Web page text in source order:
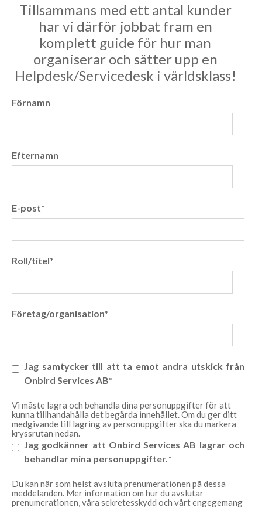
Tillsammans med ett antal kunder
har vi därför jobbat fram en
komplett guide för hur man
organiserar och sätter upp en
Helpdesk/Servicedesk i världsklass!
Förnamn
Efternamn
E-post*
Roll/titel*
Företag/organisation*
Jag samtycker till att ta emot andra utskick från
Onbird Services AB*
Vi måste lagra och behandla dina personuppgifter för att
kunna tillhandahålla det begärda innehållet. Om du ger ditt
medgivande till lagring av personuppgifter ska du markera
kryssrutan nedan.
Jag godkänner att Onbird Services AB lagrar och
behandlar mina personuppgifter.*
Du kan när som helst avsluta prenumerationen på dessa
meddelanden. Mer information om hur du avslutar
prenumerationen, våra sekretesskydd och vårt engegemang